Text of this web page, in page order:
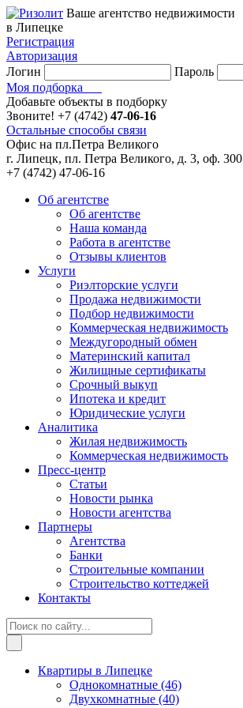
Ваше агентство недвижимости
в Липецке
Регистрация
Авторизация
Логин
Пароль
Моя подборка
Добавьте объекты в подборку
Звоните! +7 (4742) 47-06-16
Остальные способы связи
Офис на пл.Петра Великого
г. Липецк, пл. Петра Великого, д. 3, оф. 300
+7 (4742) 47-06-16
Об агентстве
Об агентстве
Наша команда
Работа в агентстве
Отзывы клиентов
Услуги
Риэлторские услуги
Продажа недвижимости
Подбор недвижимости
Коммерческая недвижимость
Междугородный обмен
Материнский капитал
Жилищные сертификаты
Срочный выкуп
Ипотека и кредит
Юридические услуги
Аналитика
Жилая недвижимость
Коммерческая недвижимость
Пресс-центр
Статьи
Новости рынка
Новости агентства
Партнеры
Агентства
Банки
Строительные компании
Строительство коттеджей
Контакты
Квартиры в Липецке
Однокомнатные (46)
Двухкомнатные (40)